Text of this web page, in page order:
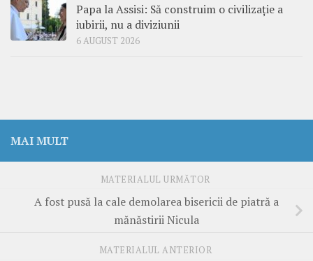
Papa la Assisi: Să construim o civilizație a
iubirii, nu a diviziunii
6 AUGUST 2026
MAI MULT
MATERIALUL URMĂTOR
A fost pusă la cale demolarea bisericii de piatră a
mănăstirii Nicula
MATERIALUL ANTERIOR